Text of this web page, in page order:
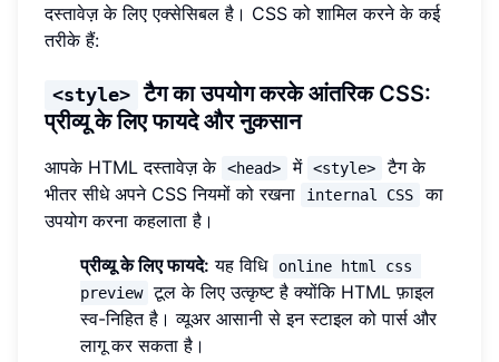
दस्तावेज़ के लिए एक्सेसिबल है। CSS को शामिल करने के कई
तरीके हैं:
<style> टैग का उपयोग करके आंतरिक CSS:
प्रीव्यू के लिए फायदे और नुकसान
आपके HTML दस्तावेज़ के <head> में <style>
टैग के
भीतर सीधे अपने CSS नियमों को रखना
internal CSS
का
उपयोग करना कहलाता है।
प्रीव्यू के लिए फायदे: यह विधि
online html css
preview टूल के लिए उत्कृष्ट है क्योंकि HTML फ़ाइल
स्व-निहित है। व्यूअर आसानी से इन स्टाइल को पार्स और
लागू कर सकता है।